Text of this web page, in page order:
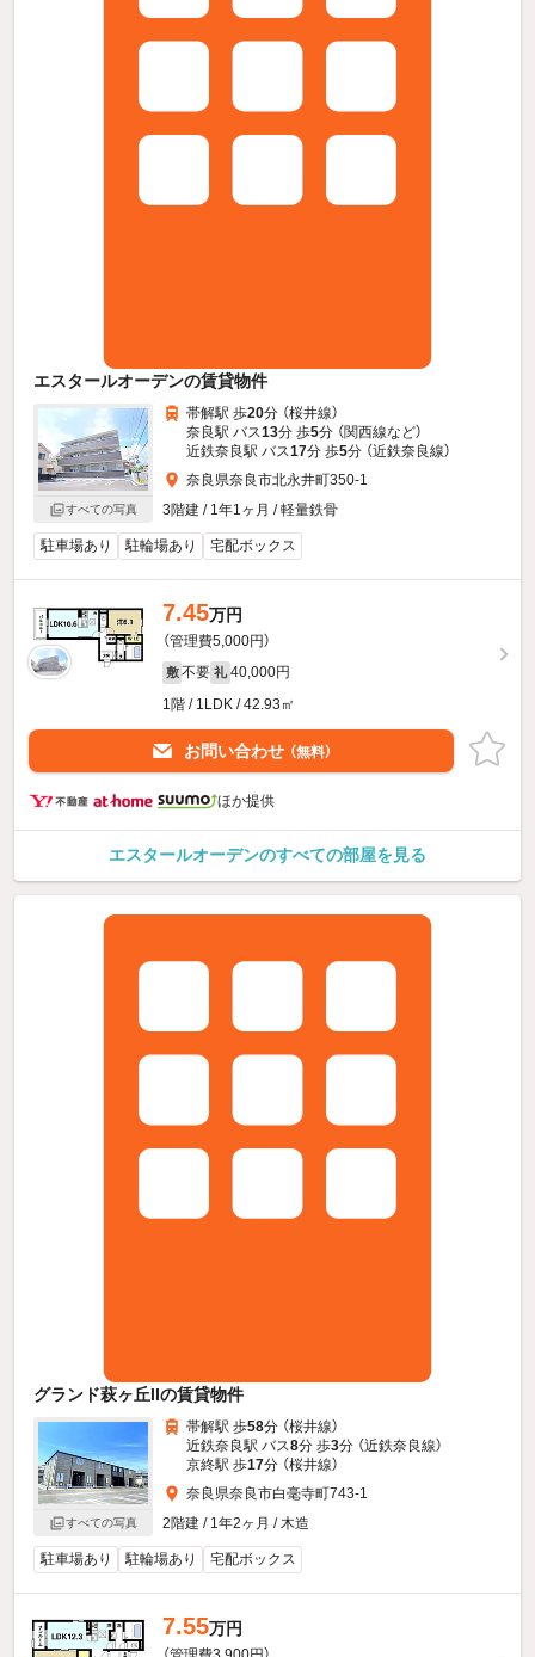
エスタールオーデンの賃貸物件
すべての写真
帯解駅 歩20分 （桜井線）
奈良駅 バス13分 歩5分 （関西線など）
近鉄奈良駅 バス17分 歩5分 （近鉄奈良線）
奈良県奈良市北永井町350-1
3階建 / 1年1ヶ月 / 軽量鉄骨
駐車場あり 駐輪場あり 宅配ボックス
7.45万円
（管理費5,000円）
敷 不要 礼 40,000円
1階 / 1LDK / 42.93㎡
お問い合わせ （無料）
ほか提供
エスタールオーデンのすべての部屋を見る
グランド萩ヶ丘IIの賃貸物件
すべての写真
帯解駅 歩58分 （桜井線）
近鉄奈良駅 バス8分 歩3分 （近鉄奈良線）
京終駅 歩17分 （桜井線）
奈良県奈良市白毫寺町743-1
2階建 / 1年2ヶ月 / 木造
駐車場あり 駐輪場あり 宅配ボックス
7.55万円